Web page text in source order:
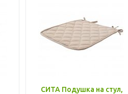
СИТА Подушка на стул,